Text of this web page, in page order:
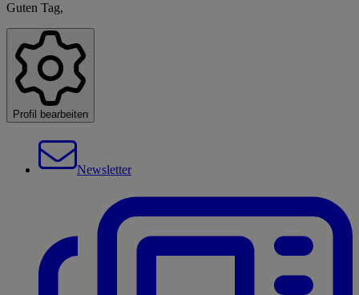
Guten Tag,
Profil bearbeiten
Newsletter